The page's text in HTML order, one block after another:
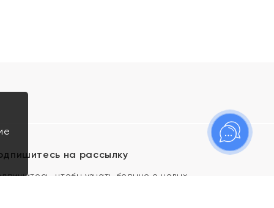
на рассылку
чтобы узнать больше о новых